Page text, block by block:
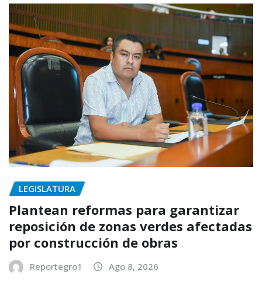
LEGISLATURA
Plantean reformas para garantizar
reposición de zonas verdes afectadas
por construcción de obras
Reportegro1 Ago 8, 2026